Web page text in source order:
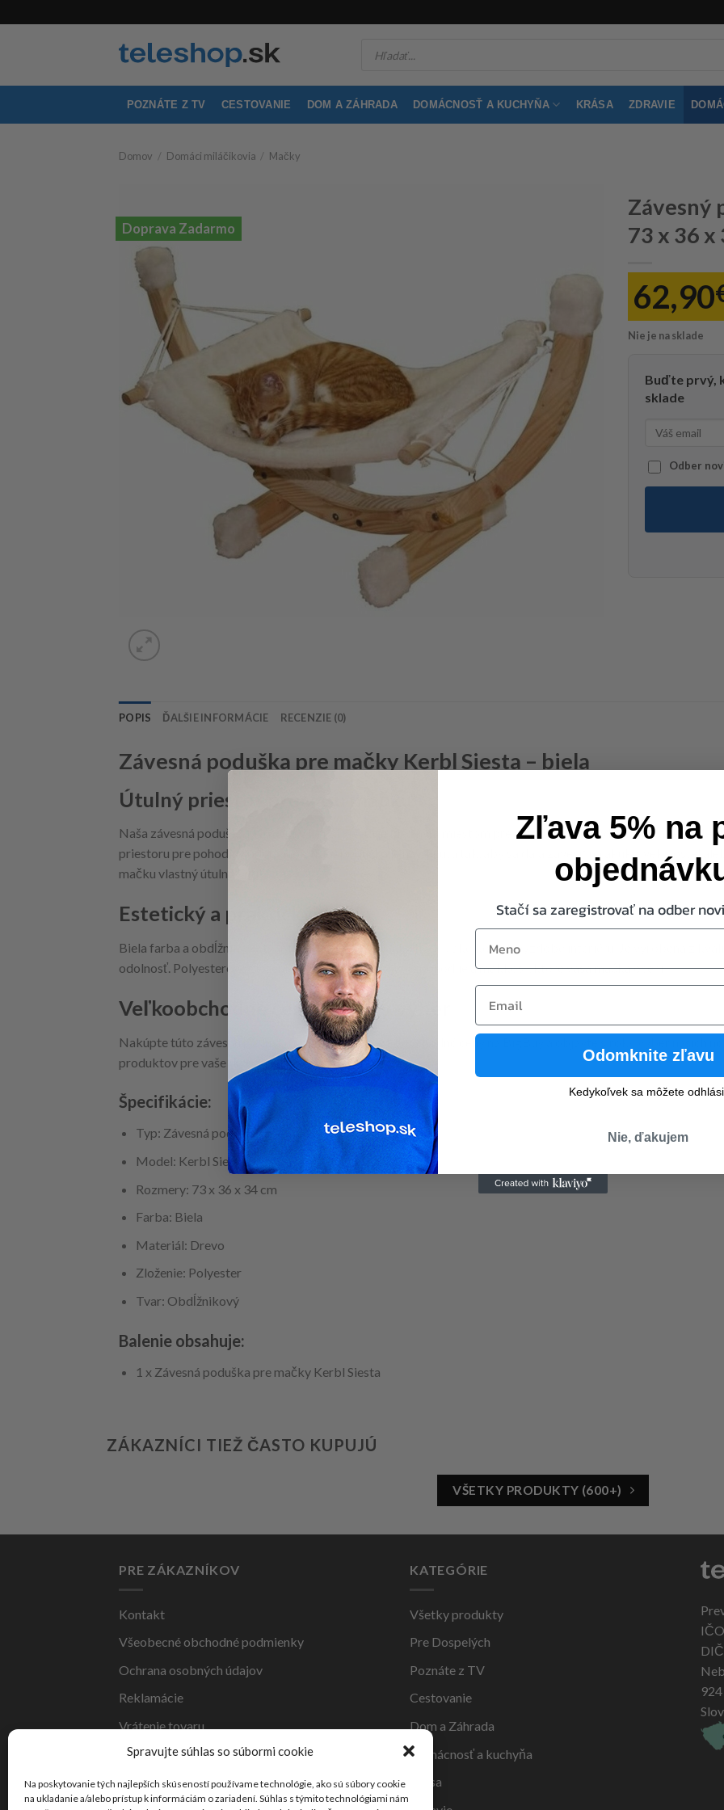
Spravujte súhlas so súbormi cookie
Na poskytovanie tých najlepších skúseností používame technológie, ako sú súbory cookie
na ukladanie a/alebo prístup k informáciám o zariadení. Súhlas s týmito technológiami nám
to
search
POZNÁTE Z TV CESTOVANIE DOM A ZÁHRADA DOMÁCNOSŤ A KUCHYŇA KRÁSA ZDRAVIE
Domov / Domáci miláčikovia / Mačky
Doprava Zadarmo
Závesný
73 x 36 x
62,90
Nie je na sklade
Buďte prvý,
sklade
Odber
POPIS ĎALŠIE INFORMÁCIE RECENZIE (0)
Závesná poduška pre mačky Kerbl Siesta – biela
Útulný priestor pre vašu mačku
Naša závesná poduška pre mačky Kerbl Siesta je ideálnym miestom pre vašu mačku na odpočinok a relax.
priestoru pre pohodlný odpočinok. Táto poduška je navrhnutá tak, aby sa dala zavesiť na akúkoľvek postel
mačku vlastný útulný kútik.
Estetický a praktický dizajn
Biela farba a obdĺžnikový tvar tejto podušky sa ľahko hodí k akejkoľvek výzdobe interiéru. Je vyrobená z
odolnosť. Polyesterové zloženie podušky zabezpečuje pohodlie a mäkkosť, ktoré vaša mačka ocení.
Veľkoobchodné ceny a široký výber
Nakúpte túto závesnú podušku pre mačky za veľkoobchodné ceny na BigBuy a objavte široký výber našich
produktov pre vaše dropshippingové obchody.
Špecifikácie:
Typ: Závesná poduška pre mačky
Model: Kerbl Siesta
Rozmery: 73 x 36 x 34 cm
Farba: Biela
Materiál: Drevo
Zloženie: Polyester
Tvar: Obdĺžnikový
Balenie obsahuje:
1 x Závesná poduška pre mačky Kerbl Siesta
ZÁKAZNÍCI TIEŽ ČASTO KUPUJÚ
VŠETKY PRODUKTY (600+)
PRE ZÁKAZNÍKOV
Kontakt
Všeobecné obchodné podmienky
Ochrana osobných údajov
Reklamácie
Vrátenie tovaru
Doprava
KATEGÓRIE
Všetky produkty
Pre Dospelých
Poznáte z TV
Cestovanie
Dom a Záhrada
Domácnosť a kuchyňa
Krása
Zľava 5% na
Stačí sa zaregistrovať na odber
first-name
Email
Odomknite zľavu
Kedykoľvek sa môžete
Nie, ďakujem